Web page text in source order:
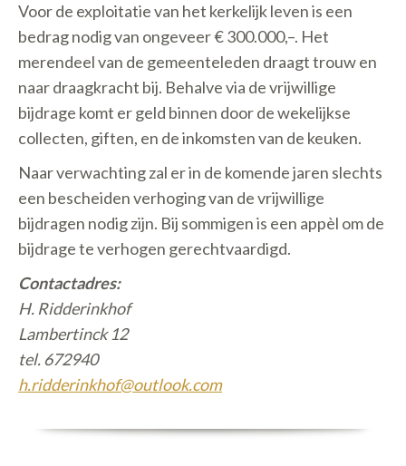
Voor de exploitatie van het kerkelijk leven is een
bedrag nodig van ongeveer € 300.000,–. Het
merendeel van de gemeenteleden draagt trouw en
naar draagkracht bij. Behalve via de vrijwillige
bijdrage komt er geld binnen door de wekelijkse
collecten, giften, en de inkomsten van de keuken.
Naar verwachting zal er in de komende jaren slechts
een bescheiden verhoging van de vrijwillige
bijdragen nodig zijn. Bij sommigen is een appèl om de
bijdrage te verhogen gerechtvaardigd.
Contactadres:
H. Ridderinkhof
Lambertinck 12
tel. 672940
h.ridderinkhof@outlook.com